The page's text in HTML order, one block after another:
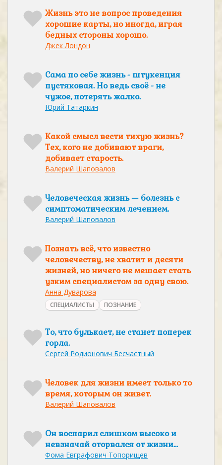
Жизнь это не вопрос проведения
хорошие карты, но иногда, играя
бедных стороны хорошо.
Джек Лондон
Сама по себе жизнь - штукенция
пустяковая. Но ведь своё - не
чужое, потерять жалко.
Юрий Татаркин
Какой смысл вести тихую жизнь?
Тех, кого не добивают враги,
добивает старость.
Валерий Шаповалов
Человеческая жизнь — болезнь с
симптоматическим лечением.
Валерий Шаповалов
Познать всё, что известно
человечеству, не хватит и десяти
жизней, но ничего не мешает стать
узким специалистом за одну свою.
Анна Дуварова
СПЕЦИАЛИСТЫ ПОЗНАНИЕ
То, что булькает, не станет поперек
горла.
Сергей Родионович Бесчастный
Человек для жизни имеет только то
время, которым он живет.
Валерий Шаповалов
Он воспарил слишком высоко и
невзначай оторвался от жизни...
Фома Евграфович Топорищев